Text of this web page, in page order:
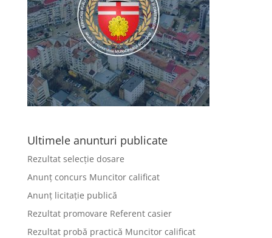
Ultimele anunturi publicate
Rezultat selecție dosare
Anunț concurs Muncitor calificat
Anunț licitație publică
Rezultat promovare Referent casier
Rezultat probă practică Muncitor calificat